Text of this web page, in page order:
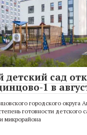
сад
1 в
городского округа
готовности детского
микрорайона